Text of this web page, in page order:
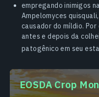
empregando inimigos
Ampelomyces
causador do míldio.
antes e depois da
patogênico em seu
EOSDA Crop